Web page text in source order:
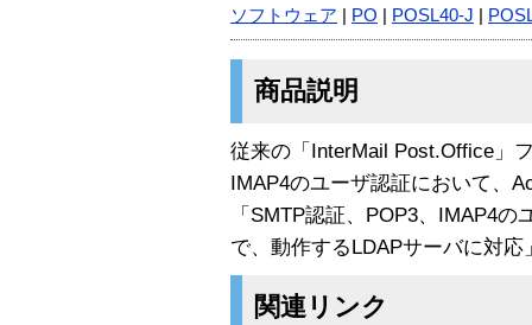
ソフトウェア PO POSL40-J
商品説明
従来の「InterMail Post.Office」
IMAP4のユーザ認証において、
「SMTP認証、POP3、IMAP4
で、動作するLDAPサーバに対
関連リンク